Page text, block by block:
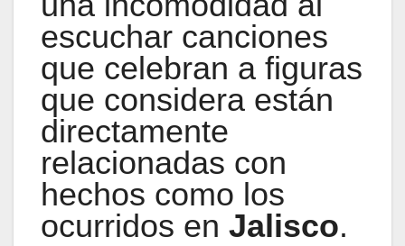
escuchar canciones
que celebran a figuras
que considera están
directamente
relacionadas con
hechos como los
ocurridos en Jalisco.